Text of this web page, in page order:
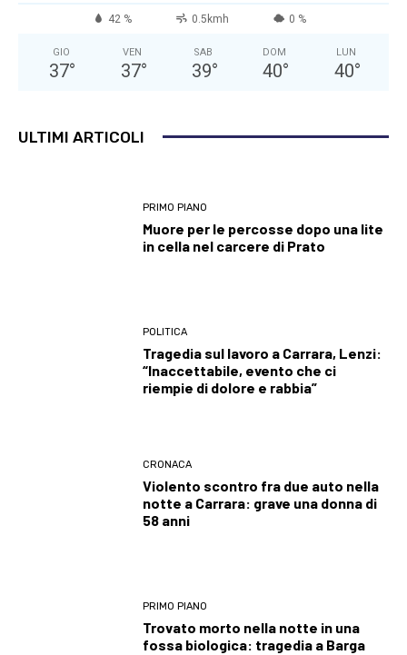
42 % 0.5kmh 0 %
GIO
37°
VEN
37°
SAB
39°
DOM
40°
LUN
40°
ULTIMI ARTICOLI
PRIMO PIANO
Muore per le percosse dopo una lite
in cella nel carcere di Prato
POLITICA
Tragedia sul lavoro a Carrara, Lenzi:
“Inaccettabile, evento che ci
riempie di dolore e rabbia”
CRONACA
Violento scontro fra due auto nella
notte a Carrara: grave una donna di
58 anni
PRIMO PIANO
Trovato morto nella notte in una
fossa biologica: tragedia a Barga